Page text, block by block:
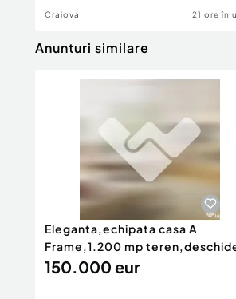
Craiova 21 ore în
Anunturi similare
Eleganta,echipata casa A
Frame,1.200 mp
Pia
150.000 eur